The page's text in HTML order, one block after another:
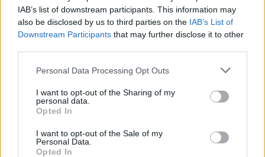
IAB’s list of downstream participants. This information may
also be disclosed by us to third parties on the IAB’s List of
Downstream Participants that may further disclose it to other
Please note that this website/app uses one or more Google
not limited to your visit or usage behaviour. You may click to
grant or deny consent to Google and its third-party tags to
use your data for below specified purposes in below Google
consent section.
Personal Data Processing Opt Outs
I want to opt-out of the Sharing of my
personal data.
Opted In
I want to opt-out of the Sale of my
Personal Data.
Opted In
Felhasználónév
Jelszó
Elfelejtette jelszavát?
Bejelentkezés
faiskola.hu
Kertészeti, kerti termékek és szolgáltatások térképes